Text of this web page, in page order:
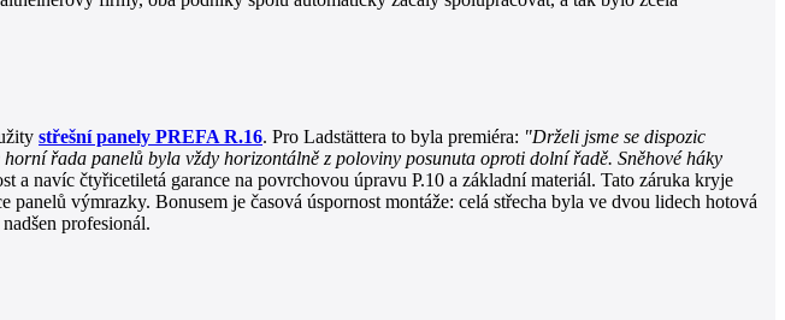
střešní panely PREFA R.16. Pro Ladstättera to byla premiéra: "Drželi jsme se dispozic
řada panelů byla vždy horizontálně z poloviny posunuta oproti dolní řadě. Sněhové háky
a navíc čtyřicetiletá garance na povrchovou úpravu P.10 a základní materiál. Tato záruka kryje
výmrazky. Bonusem je časová úspornost montáže: celá střecha byla ve dvou lidech hotová
profesionál.